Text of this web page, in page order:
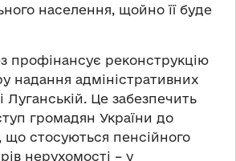
населення, щойно її буде
профінансує реконструкцію
надання адміністративних
Луганській. Це забезпечить
громадян України до
що стосуються пенсійного
нерухомості – у